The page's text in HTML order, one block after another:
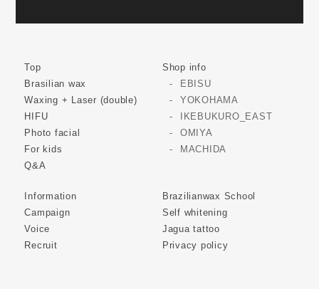
Top
Brasilian wax
Waxing + Laser (double)
HIFU
Photo facial
For kids
Q&A
Shop info
EBISU
YOKOHAMA
IKEBUKURO_EAST
OMIYA
MACHIDA
Information
Campaign
Voice
Recruit
Brazilianwax School
Self whitening
Jagua tattoo
Privacy policy